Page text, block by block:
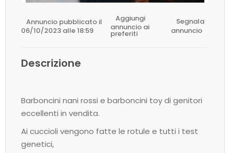
Annuncio pubblicato il
06/10/2023 alle 18:59
Aggiungi
annuncio ai
preferiti
Segnala
annuncio
Descrizione
Barboncini nani rossi e barboncini toy di genitori
eccellenti in vendita.
Ai cuccioli vengono fatte le rotule e tutti i test
genetici,